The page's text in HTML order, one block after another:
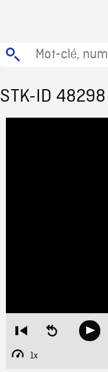
STK-ID 48298
Restart
beginning
Seek
backwardPlay
1x
Playback